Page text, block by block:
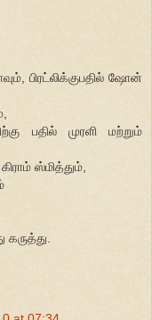
பிரட்லிக்குபதில் ஷோன்
பதில் முரளி மற்றும்
ஸ்மித்தும்,